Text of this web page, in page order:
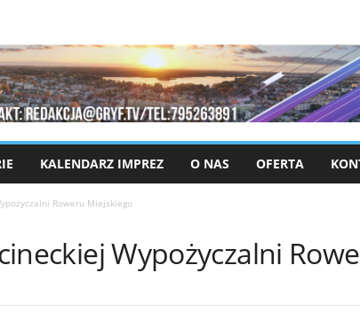
KALENDARZ IMPREZ O NAS OFERTA
Roweru Miejskiego
Wypożyczalni